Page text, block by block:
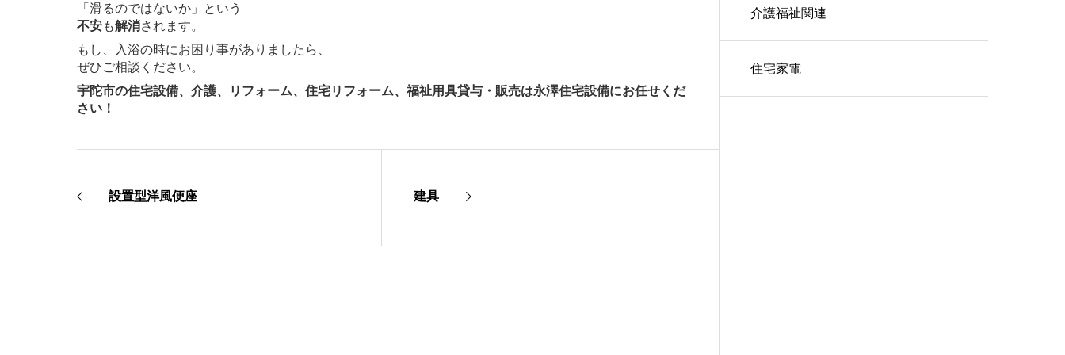
「滑るのではないか」という
不安も解消されます。
もし、入浴の時にお困り事がありましたら、
ぜひご相談ください。
宇陀市の住宅設備、介護、リフォーム、住宅リフォーム、福祉用具貸与・販売は永澤住宅設備にお任せくだ
さい！
設置型洋風便座 建具
介護福祉関連
住宅家電